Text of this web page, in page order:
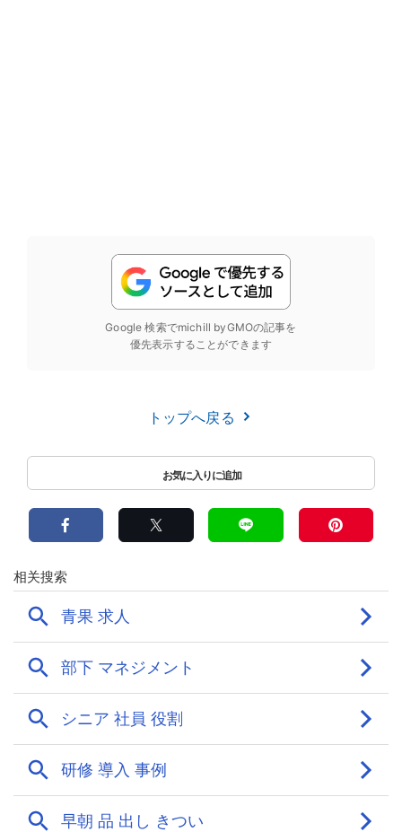
Google 検索でmichill byGMOの記事を
優先表示することができます
トップへ戻る